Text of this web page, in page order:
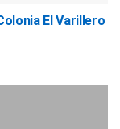
El Varillero